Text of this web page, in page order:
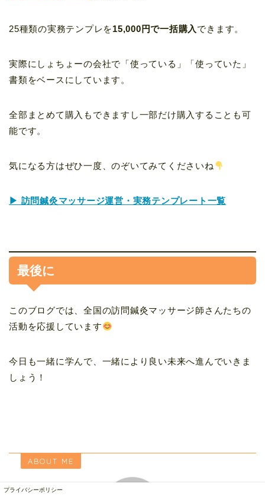
25種類の実務テンプレを15,000円で一括購入 できます。
実際にしょちょーの会社で「使っている」「使っていた」
書類をベースにしています。
全部まとめて購入もできますし一部だけ購入することも可
能です。
気になる方はぜひ一度、のぞいてみてくださいね
▶ 訪問鍼灸マッサージ運営・実務テンプレート一覧
最後に
このブログでは、全国の訪問鍼灸マッサージ師さんたちの
活動を応援しています
今日も一緒に学んで、一緒により良い未来へ進んでいきま
しょう！
ABOUT ME
プライバシーポリシー